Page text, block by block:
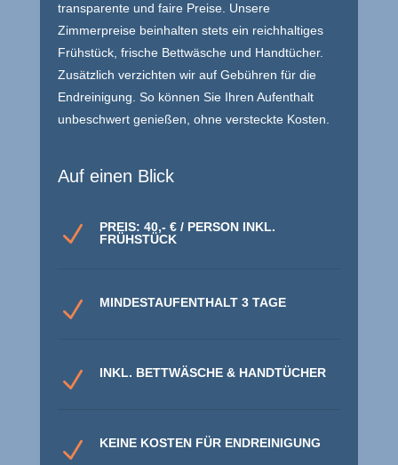
transparente und faire Preise. Unsere
Zimmerpreise beinhalten stets ein reichhaltiges
Frühstück, frische Bettwäsche und Handtücher.
Zusätzlich verzichten wir auf Gebühren für die
Endreinigung. So können Sie Ihren Aufenthalt
unbeschwert genießen, ohne versteckte Kosten.
Auf einen Blick
N
PREIS: 40,- € / PERSON INKL.
FRÜHSTÜCK
N MINDESTAUFENTHALT 3 TAGE
N INKL. BETTWÄSCHE & HANDTÜCHER
N KEINE KOSTEN FÜR ENDREINIGUNG